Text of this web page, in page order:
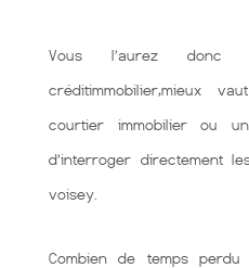
Vous l’aurez donc
créditimmobilier,mieux
courtier immobilier ou
d’interroger directement
voisey.
Combien de temps